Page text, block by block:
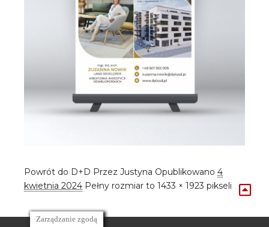
Powrót do D+D Przez Justyna Opublikowano 4
kwietnia 2024 Pełny rozmiar to 1433 × 1923 pikseli
Zarządzanie zgodą